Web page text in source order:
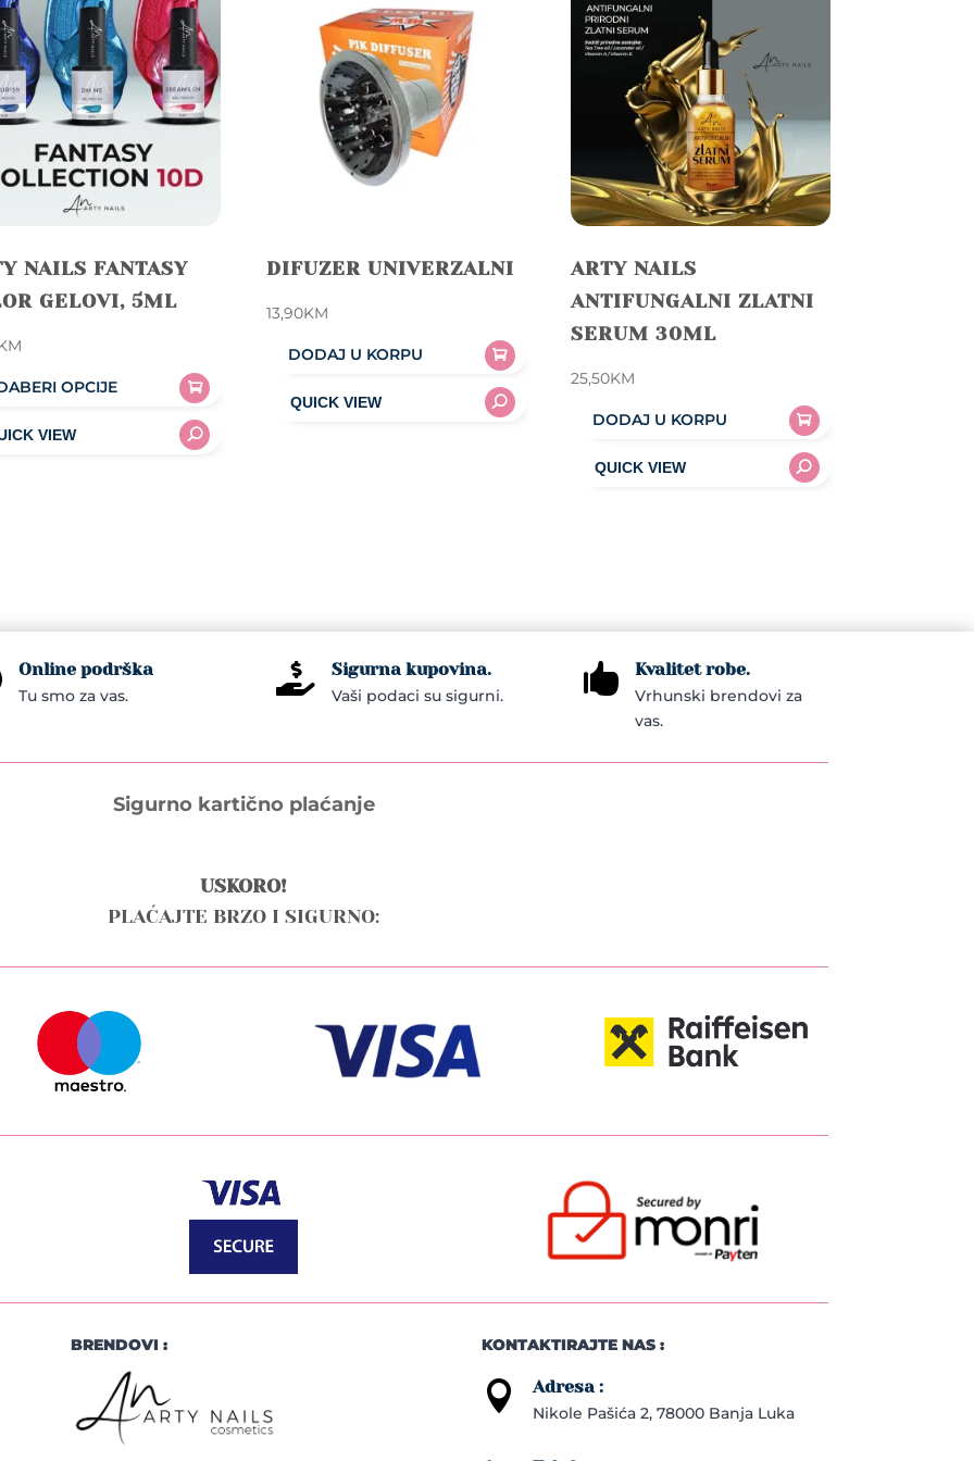
NAILS FANTASY
GELOVI, 5ML
OPCIJE
DIFUZER UNIVERZALNI
13,90KM
DODAJ U KORPU
ARTY NAILS
ANTIFUNGALNI ZLATNI
SERUM 30ML
25,50KM
DODAJ U KORPU
Online podrška
Tu smo za vas.  Sigurna kupovina.
Vaši podaci su sigurni.  Kvalitet robe.
Vrhunski brendovi za
vas.
Sigurno kartično plaćanje
USKORO!
PLAĆAJTE BRZO I SIGURNO:
BRENDOVI : KONTAKTIRAJTE NAS :
 Adresa :
Nikole Pašića 2, 78000 Banja Luka